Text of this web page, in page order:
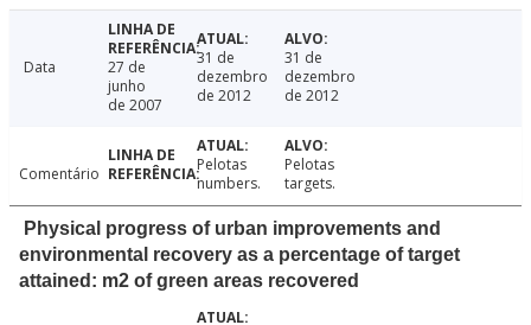
Data
27 de
junho
de 2007
31 de
dezembro
de 2012
31 de
dezembro
de 2012
Comentário
Pelotas
numbers.
Pelotas
targets.
Physical progress of urban improvements and
environmental recovery as a percentage of target
attained: m2 of green areas recovered